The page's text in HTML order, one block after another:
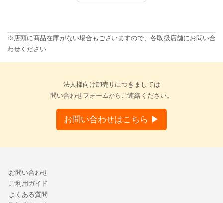
※店頭に商品在庫がない場合もございますので、各取扱店舗にお問い合
わせください
法人様向け卸売りにつきましては
問い合わせフォームからご連絡ください。
お問い合わせはこちら ▶
お問い合わせ
ご利用ガイド
よくある質問